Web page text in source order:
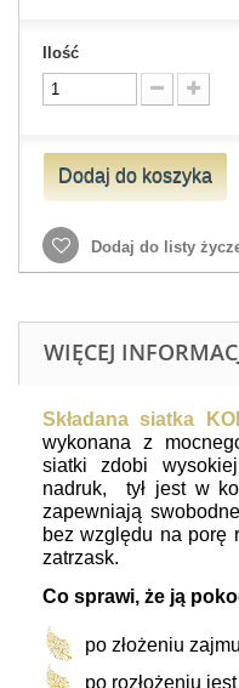
Ilość
Dodaj do koszyka
Dodaj do listy
WIĘCEJ
Składana siatka
wykonana z
siatki zdobi
nadruk, tył jest w
zapewniają
bez względu na porę
zatrzask.
Co sprawi, że ją
po złożeniu
po rozłożeniu